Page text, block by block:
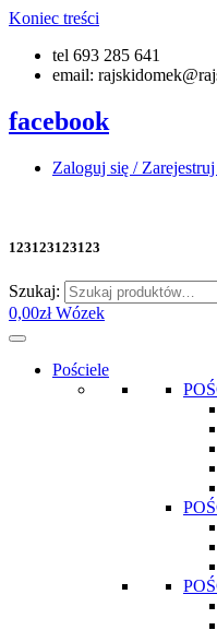
Koniec treści
tel 693 285 641
email:
facebook
Zaloguj się / Zarejestruj
123123123123
Szukaj:
0,00zł Wózek
Pościele